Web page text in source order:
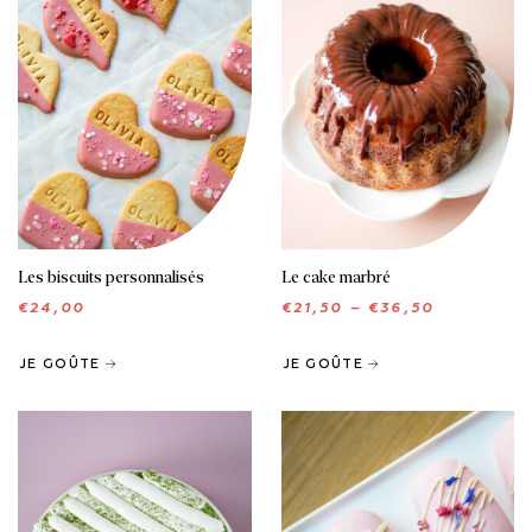
Les biscuits personnalisés
€24,00
JE GOÛTE
Le cake marbré
€21,50 – €36,50
JE GOÛTE
MIGNARDISES